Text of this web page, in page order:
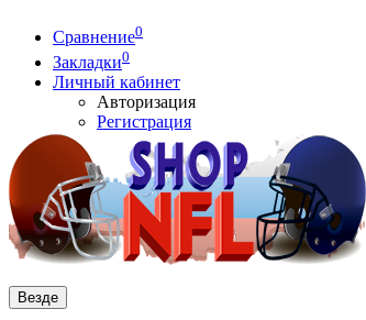
Сравнение0
Закладки0
Личный кабинет
Авторизация
Регистрация
Везде